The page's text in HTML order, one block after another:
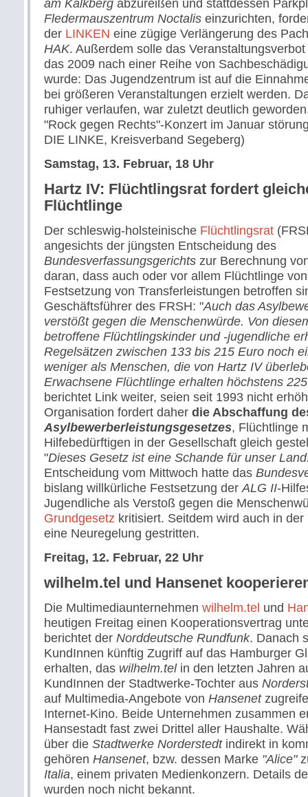
am Kalkberg abzureißen und stattdessen
Fledermauszentrum Noctalis einzurichten,
der LINKEN eine zügige Verlängerung des
HAK. Außerdem solle das
das 2009 nach einer Reihe von
wurde: Das Jugendzentrum ist auf die
bei größeren Veranstaltungen erzielt werden.
ruhiger verlaufen, war zuletzt deutlich
"Rock gegen Rechts"-Konzert im Januar
DIE LINKE, Kreisverband Segeberg)
Samstag, 13. Februar, 18 Uhr
Hartz IV: Flüchtlingsrat fordert
Flüchtlinge
Der schleswig-holsteinische Flüchtlingsrat
angesichts der jüngsten Entscheidung des
Bundesverfassungsgerichts zur Berechnung
daran, dass auch oder vor allem Flüchtlinge
Festsetzung von Transferleistungen betroffen
Geschäftsführer des FRSH: "Auch das
verstößt gegen die Menschenwürde. Von
betroffene Flüchtlingskinder und -jugendliche
Regelsätzen zwischen 133 bis 215 Euro noch
weniger als Menschen, die von Hartz IV
Erwachsene Flüchtlinge erhalten höchstens
berichtet Link weiter, seien seit 1993 nicht
Organisation fordert daher die Abschaffung
Asylbewerberleistungsgesetzes, Flüchtlinge
Hilfebedürftigen in der Gesellschaft gleich
"Dieses Gesetz ist eine Schande für unser
Entscheidung vom Mittwoch hatte das
bislang willkürliche Festsetzung der ALG II-
Jugendliche als Verstoß gegen die
Grundgesetz kritisiert. Seitdem wird auch in
eine Neuregelung gestritten.
Freitag, 12. Februar, 22 Uhr
wilhelm.tel und Hansenet
Die Multimediaunternehmen wilhelm.tel und
heutigen Freitag einen Kooperationsvertrag
berichtet der Norddeutsche Rundfunk. Danach
KundInnen künftig Zugriff auf das Hamburger
erhalten, das wilhelm.telin den letzten Jahren
KundInnen der Stadtwerke-Tochter aus
auf Multimedia-Angebote von Hansenet
Internet-Kino. Beide Unternehmen zusammen
Hansestadt fast zwei Drittel aller Haushalte.
über die Stadtwerke Norderstedtindirekt in
gehören Hansenet, bzw. dessen Marke "Alice"
Italia, einem privaten Medienkonzern. Details
wurden noch nicht bekannt.